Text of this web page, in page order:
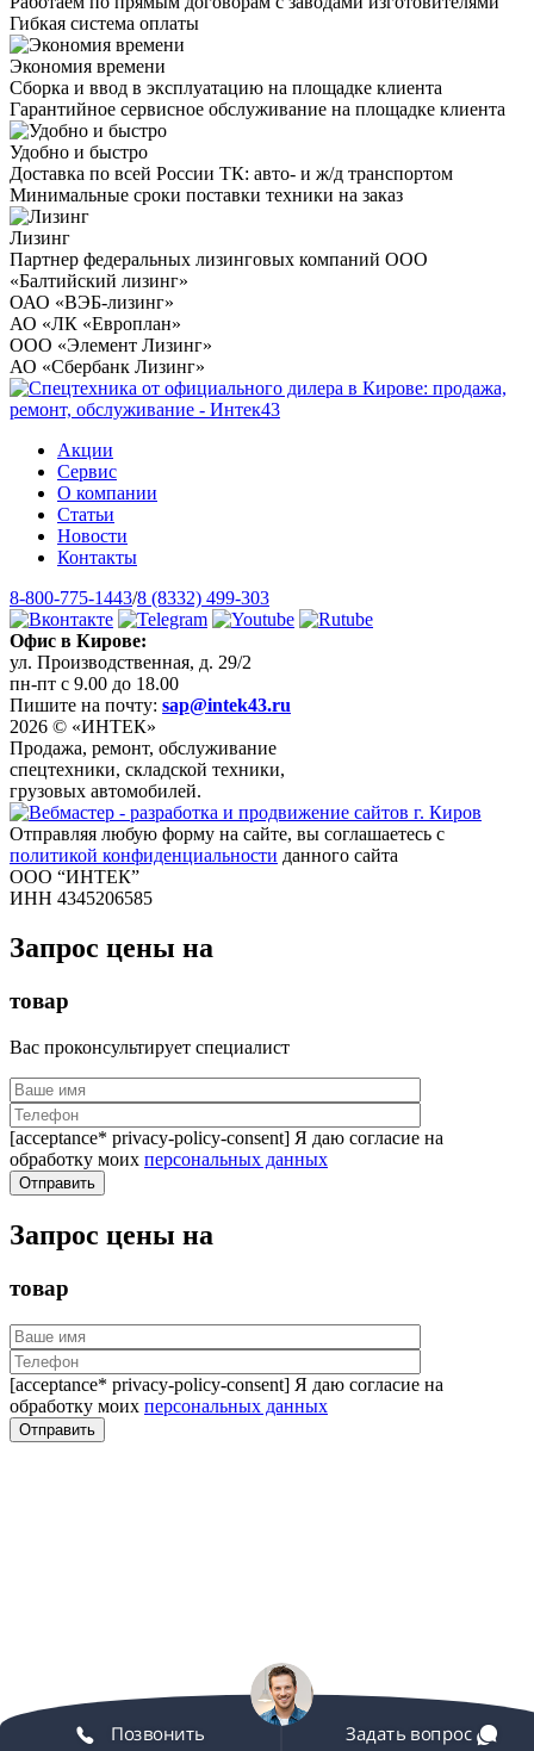
Гибкая система оплаты
Экономия времени
Сборка и ввод в эксплуатацию на площадке клиента
Гарантийное сервисное обслуживание на площадке клиента
Удобно и быстро
Доставка по всей России ТК: авто- и ж/д транспортом
Минимальные сроки поставки техники на заказ
Лизинг
Партнер федеральных лизинговых компаний ООО
«Балтийский лизинг»
ОАО «ВЭБ-лизинг»
АО «ЛК «Европлан»
ООО «Элемент Лизинг»
АО «Сбербанк Лизинг»
Акции
Сервис
О компании
Статьи
Новости
Контакты
8-800-775-1443/8 (8332) 499-303
Офис в Кирове:
ул. Производственная, д. 29/2
пн-пт с 9.00 до 18.00
Пишите на почту: sap@intek43.ru
2026 © «ИНТЕК»
Продажа, ремонт, обслуживание
спецтехники, складской техники,
грузовых автомобилей.
Отправляя любую форму на сайте, вы соглашаетесь с
политикой конфиденциальности данного сайта
ООО “ИНТЕК”
ИНН 4345206585
Запрос цены на
товар
Вас проконсультирует специалист
[acceptance* privacy-policy-consent] Я даю согласие на
обработку моих персональных данных
Запрос цены на
товар
[acceptance* privacy-policy-consent] Я даю согласие на
обработку моих персональных данных
Позвонить Задать вопрос